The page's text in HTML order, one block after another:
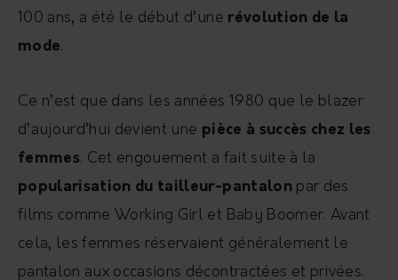
100 ans, a été le début d’une révolution de la
mode.
Ce n’est que dans les années 1980 que le blazer
d’aujourd’hui devient une pièce à succès chez les
femmes. Cet engouement a fait suite à la
popularisation du tailleur-pantalonpar des
films comme Working Girl et Baby Boomer. Avant
cela, les femmes réservaient généralement le
pantalon aux occasions décontractées et privées.